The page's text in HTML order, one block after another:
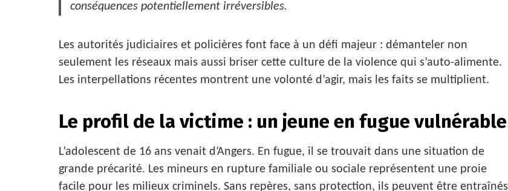
conséquences potentiellement irréversibles.
Les autorités judiciaires et policières font face à un défi majeur : démanteler non
seulement les réseaux mais aussi briser cette culture de la violence qui s’auto-alimente.
Les interpellations récentes montrent une volonté d’agir, mais les faits se multiplient.
Le profil de la victime : un jeune en fugue vulnérable
L’adolescent de 16 ans venait d’Angers. En fugue, il se trouvait dans une situation de
grande précarité. Les mineurs en rupture familiale ou sociale représentent une proie
facile pour les milieux criminels. Sans repères, sans protection, ils peuvent être entraînés